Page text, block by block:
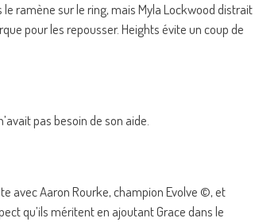
ramène sur le ring, mais Myla Lockwood distrait
pour les repousser. Heights évite un coup de
pas besoin de son aide.
avec Aaron Rourke, champion Evolve ©, et
qu’ils méritent en ajoutant Grace dans le